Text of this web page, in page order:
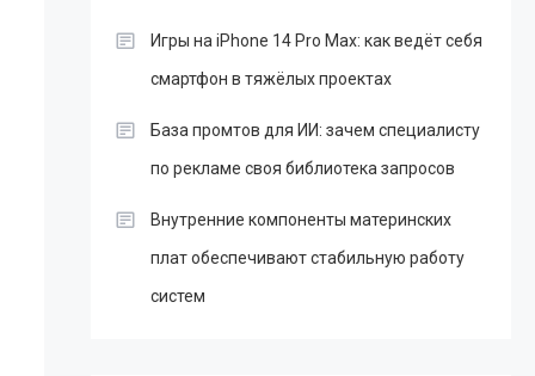
Игры на iPhone 14 Pro Max: как ведёт себя
смартфон в тяжёлых проектах
База промтов для ИИ: зачем специалисту
по рекламе своя библиотека запросов
Внутренние компоненты материнских
плат обеспечивают стабильную работу
систем